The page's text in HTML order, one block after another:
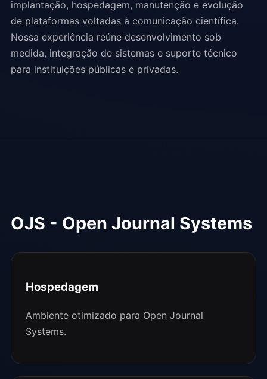
implantação, hospedagem, manutenção e evolução
de plataformas voltadas à comunicação científica.
Nossa experiência reúne desenvolvimento sob
medida, integração de sistemas e suporte técnico
para instituições públicas e privadas.
OJS - Open Journal Systems
Hospedagem
Ambiente otimizado para Open Journal
Systems.